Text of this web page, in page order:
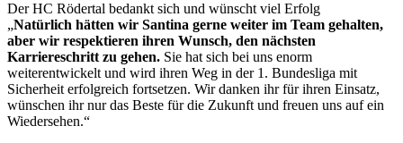
Der HC Rödertal bedankt sich und wünscht viel Erfolg
„Natürlich hätten wir Santina gerne weiter im Team gehalten,
aber wir respektieren ihren Wunsch, den nächsten
Karriereschritt zu gehen. Sie hat sich bei uns enorm
weiterentwickelt und wird ihren Weg in der 1. Bundesliga mit
Sicherheit erfolgreich fortsetzen. Wir danken ihr für ihren Einsatz,
wünschen ihr nur das Beste für die Zukunft und freuen uns auf ein
Wiedersehen.“